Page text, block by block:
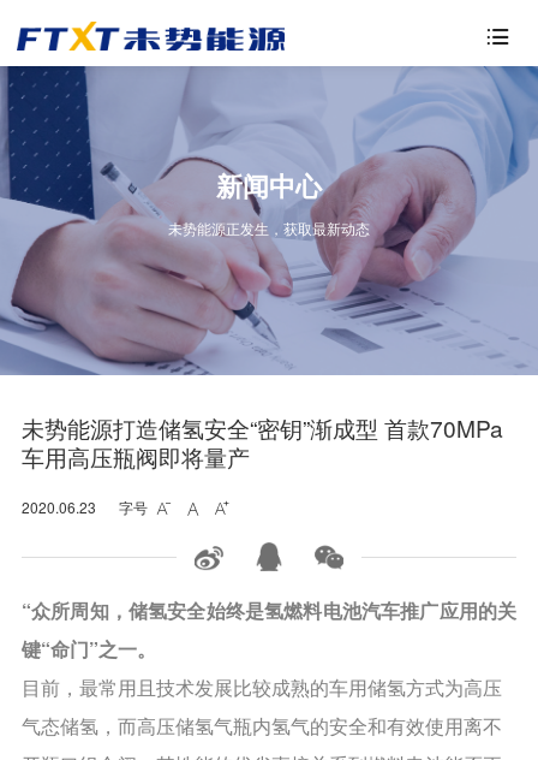

新闻中心
未势能源正发生，获取最新动态
未势能源打造储氢安全“密钥”渐成型 首款70MPa
车用高压瓶阀即将量产
2020.06.23 字号   
“众所周知，储氢安全始终是氢燃料电池汽车推广应用的关
键“命门”之一。
目前，最常用且技术发展比较成熟的车用储氢方式为高压
气态储氢，而高压储氢气瓶内氢气的安全和有效使用离不